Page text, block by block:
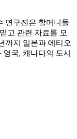
연구진은 할머니들
고 관련 자료를 모
까지 일본과 에티오
국, 캐나다의 도시